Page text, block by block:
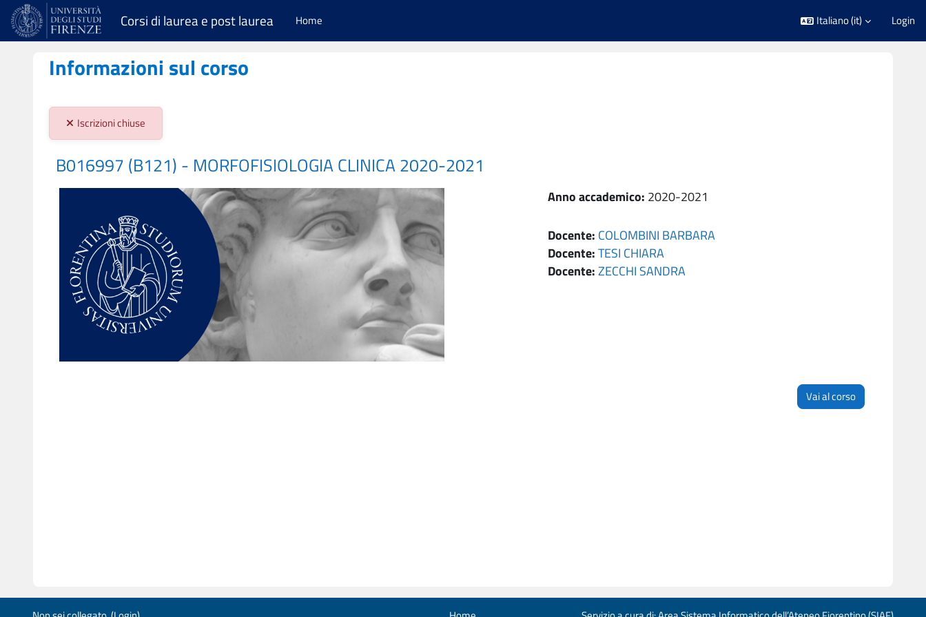
Vai al contenuto principale
Corsi di laurea e post laurea Home Italiano ‎(it)‎ Login
Informazioni sul corso
Stato iscrizioni:
Iscrizioni chiuse
B016997 (B121) - MORFOFISIOLOGIA CLINICA 2020-2021
Anno accademico: 2020-2021
Docente: COLOMBINI BARBARA
Docente:TESI CHIARA
Docente:ZECCHI SANDRA
Vai al corso